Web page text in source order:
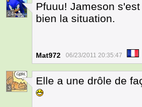
24
Pfuuu! Jameson
bien la situation.
Mat972 06/23/2011 20:35:47
3
Elle a une drôle de